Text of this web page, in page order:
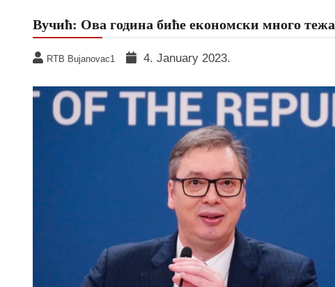
Вучић: Oва година биће економски много тежа
RTB Bujanovac1 4. January 2023.